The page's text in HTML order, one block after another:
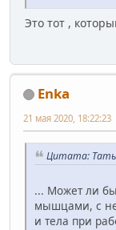
Это тот ,
Enka
21 мая 2020, 18:22:23
Цитата:
... Может ли
мышцами, с
и тела при